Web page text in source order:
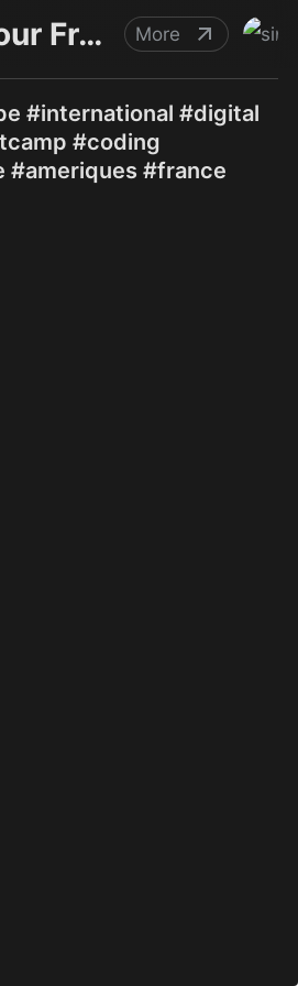
Outils pour Freelances & Solopreneurs @NumerOOs More
#international #digital
#coding
#ameriques #france